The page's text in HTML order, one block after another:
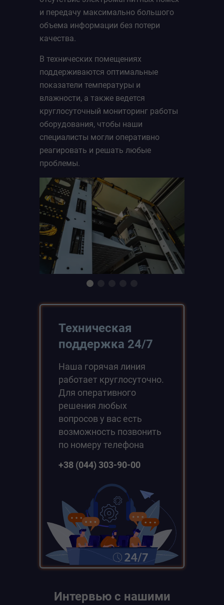
и передачу максимально большого
объема информации без потери
качества.
В технических помещениях
поддерживаются оптимальные
показатели температуры и
влажности, а также ведется
круглосуточный мониторинг работы
оборудования, чтобы наши
специалисты могли оперативно
реагировать и решать любые
проблемы.
Техническая
поддержка 24/7
Наша горячая линия
работает круглосуточно.
Для оперативного
решения любых
вопросов у вас есть
возможность позвонить
по номеру телефона
+38 (044) 303-90-00
Интервью с нашими